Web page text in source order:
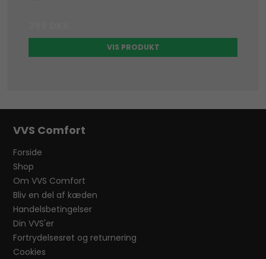
VIS PRODUKT
VVS Comfort
Forside
Shop
Om VVS Comfort
Bliv en del af kæden
Handelsbetingelser
Din VVS'er
Fortrydelsesret og returnering
Cookies